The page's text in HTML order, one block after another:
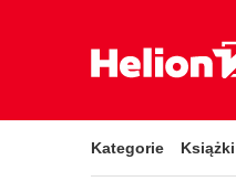
Kategorie Książki